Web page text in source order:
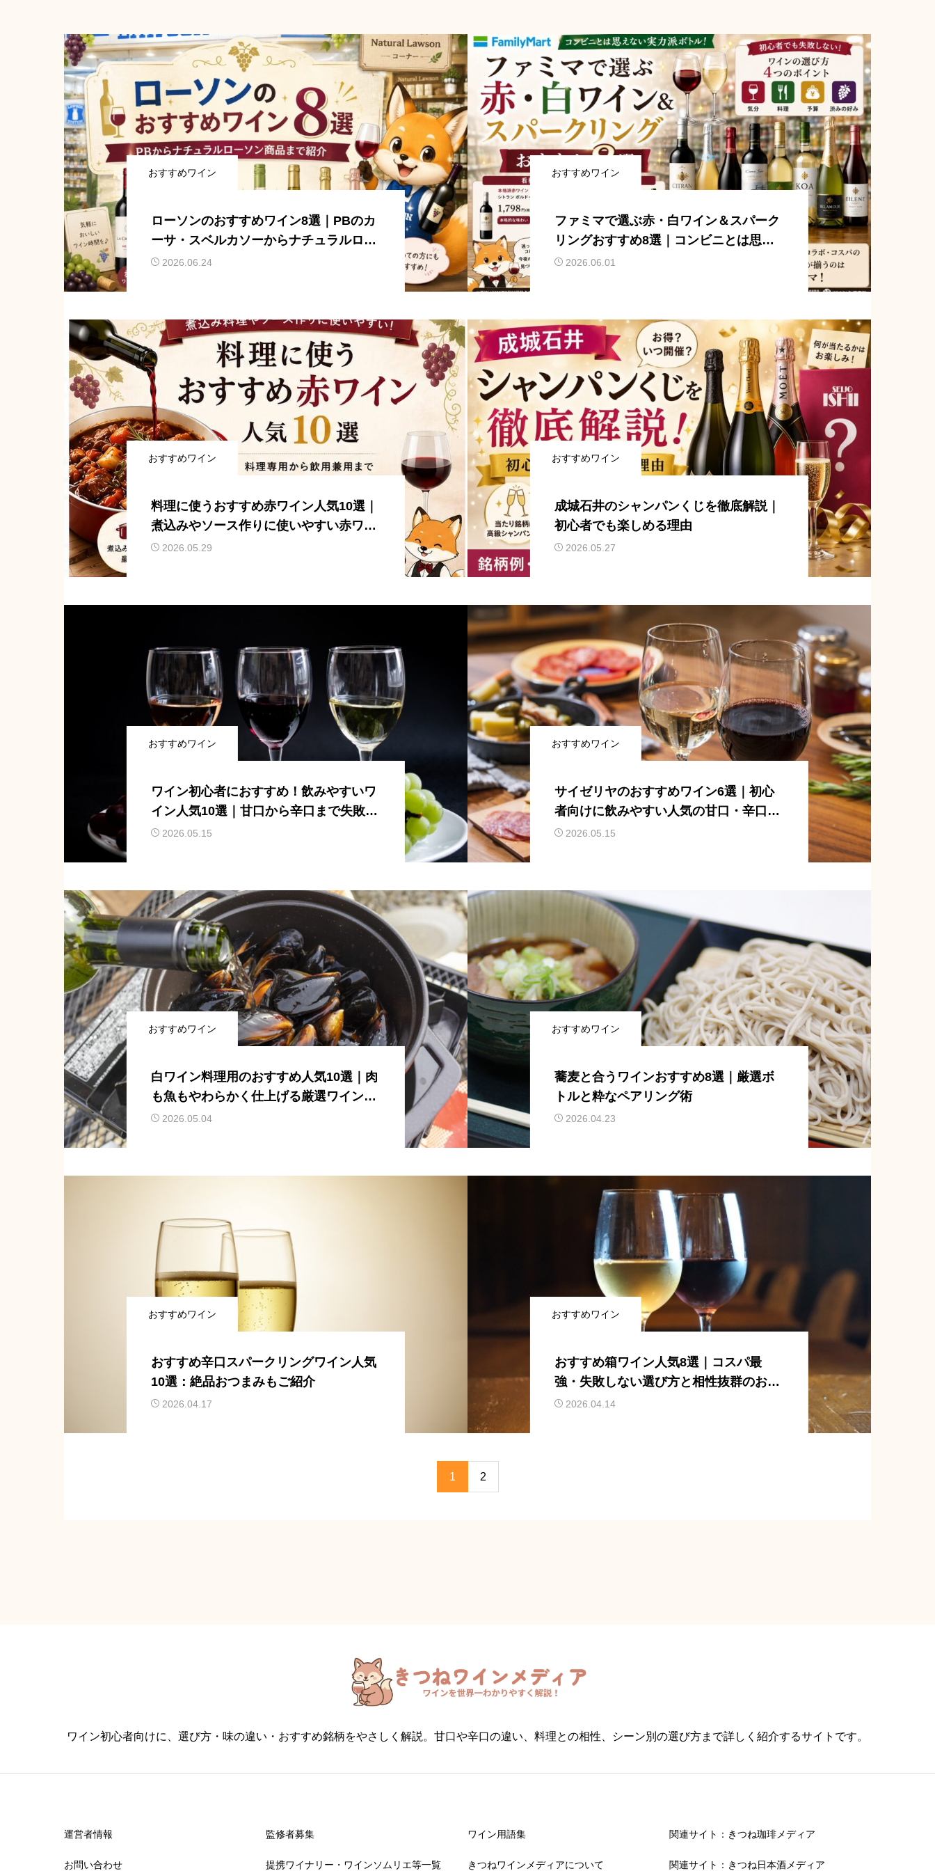
おすすめワイン
ローソンのおすすめワイン8選｜PBのカ
ーサ・スベルカソーからナチュラルロー
ソン商品まで紹介
2026.06.24
おすすめワイン
ファミマで選ぶ赤・白ワイン＆スパーク
リングおすすめ8選｜コンビニとは思え
ない実力派ボトル
2026.06.01
おすすめワイン
料理に使うおすすめ赤ワイン人気10選｜
煮込みやソース作りに使いやすい赤ワイ
ンを紹介
2026.05.29
おすすめワイン
成城石井のシャンパンくじを徹底解説｜
初心者でも楽しめる理由
2026.05.27
おすすめワイン
ワイン初心者におすすめ！飲みやすいワ
イン人気10選｜甘口から辛口まで失敗し
ない選び方を解説
2026.05.15
おすすめワイン
サイゼリヤのおすすめワイン6選｜初心
者向けに飲みやすい人気の甘口・辛口ワ
インを紹介
2026.05.15
おすすめワイン
白ワイン料理用のおすすめ人気10選｜肉
も魚もやわらかく仕上げる厳選ワインを
ご紹介
2026.05.04
おすすめワイン
蕎麦と合うワインおすすめ8選｜厳選ボ
トルと粋なペアリング術
2026.04.23
おすすめワイン
おすすめ辛口スパークリングワイン人気
10選：絶品おつまみもご紹介
2026.04.17
おすすめワイン
おすすめ箱ワイン人気8選｜コスパ最
強・失敗しない選び方と相性抜群のおつ
まみ5選
2026.04.14
1 2
ワイン初心者向けに、選び方・味の違い・おすすめ銘柄をやさしく解説。甘口や辛口の違い、料理との相性、シーン別の選び方まで詳しく紹介するサイトです。
運営者情報
お問い合わせ
監修者募集
提携ワイナリー・ワインソムリエ等一覧
ワイン用語集
きつねワインメディアについて
関連サイト：きつね珈琲メディア
関連サイト：きつね日本酒メディア